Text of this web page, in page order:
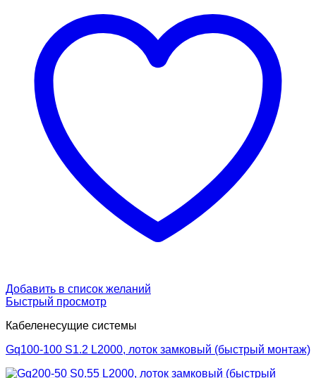
Добавить в список желаний
Быстрый просмотр
Кабеленесущие системы
Gq100-100 S1.2 L2000, лоток замковый (быстрый монтаж)